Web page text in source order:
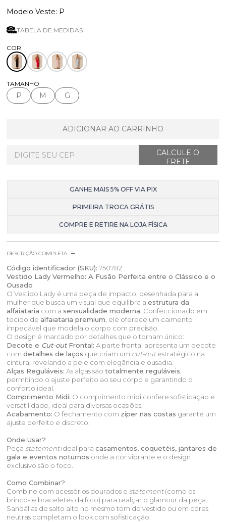
P
TABELA DE MEDIDAS
TAMANHO
P M G
ADICIONAR AO CARRINHO
GANHE MAIS 5% OFF VIA PIX
PRIMEIRA TROCA GRÁTIS
COMPRE E RETIRE NA LOJA FÍSICA
DESCRIÇÃO COMPLETA
Código identificador (SKU): 750782
Vestido Lady Vermelho: A Fusão Perfeita entre o Clássico e o
Ousado
O Vestido Lady é uma peça de impacto, desenhada para a
mulher que busca um visual que equilibra aestrutura da
alfaiataria com a sensualidade moderna. Confeccionado em
tecido de alfaiataria premium, ele oferece um caimento
impecável que modela o corpo com precisão.
O design é marcado por detalhes que o tornam único:
Decote e Cut-outFrontal: A parte frontal apresenta um decote
comdetalhes de laços que criam um cut-outestratégico na
cintura, revelando a pele com elegância e ousadia.
Alças Reguláveis: As alças sãototalmente reguláveis,
permitindo o ajuste perfeito ao seu corpo e garantindo o
conforto ideal.
Comprimento Midi: O comprimento midi confere sofisticação e
versatilidade, ideal para diversas ocasiões.
Acabamento: O fechamento com zíper nas costas garante um
ajuste perfeito e discreto.
Onde Usar?
Peça statementideal paracasamentos, coquetéis, jantares de
gala e eventos noturnos onde a cor vibrante e o design
exclusivo são o foco.
Como Combinar?
Combine com acessórios dourados e statement(como os
brincos e braceletes da foto) para realçar o glamour da peça.
Sandálias de salto alto no mesmo tom do vestido ou em cores
neutras completam o look com sofisticação.